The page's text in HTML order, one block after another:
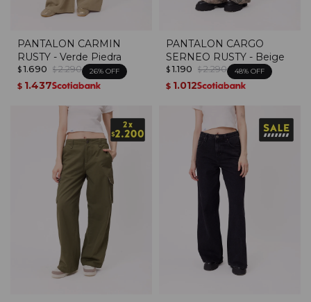
PANTALON CARMIN
RUSTY - Verde Piedra
$ 1.690 $ 2.290 26
$ 1.437
PANTALON CARGO
SERNEO RUSTY - Beige
$ 1.190 $ 2.290 48
$ 1.012